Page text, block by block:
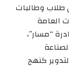
طلاب وطالبات
العامة
“مسار”،
كنهج